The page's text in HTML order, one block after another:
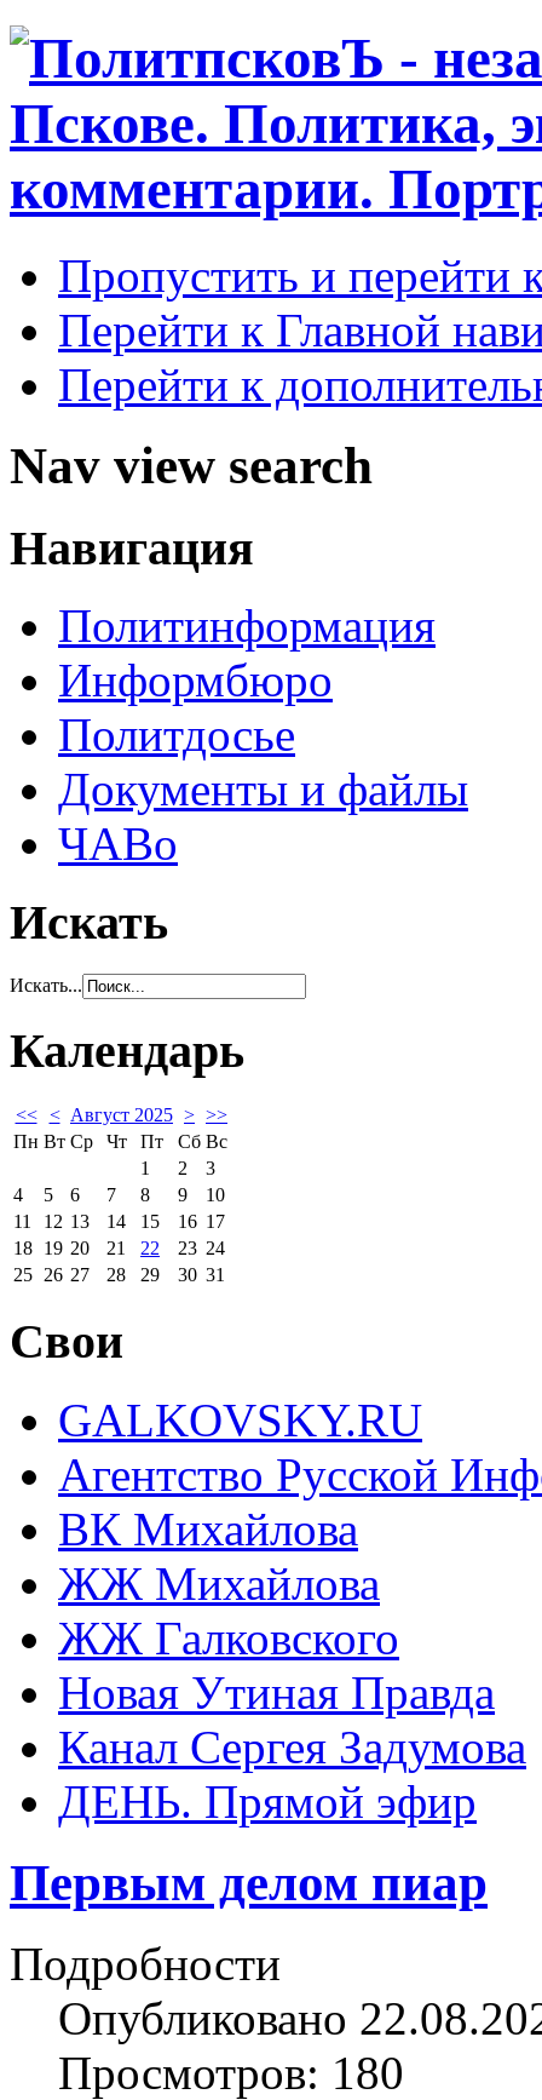
Пропустить и перейти
Перейти к Главной
Перейти к
Nav view search
Навигация
Политинформация
Информбюро
Политдосье
Документы и файлы
ЧАВо
Искать
Искать...
Календарь
<< < Август 2025 > >>
Пн Вт Ср Чт Пт Сб Вс
1
2
3
4
5 6 7 8 9
10
11
12 13 14 15 16 17
18 19 20 21 22 23 24
25 26 27 28 29 30 31
Свои
GALKOVSKY.RU
Агентство Русской
ВК Михайлова
ЖЖ Михайлова
ЖЖ Галковского
Новая Утиная Правда
Канал Сергея Задумова
ДЕНЬ. Прямой эфир
Первым делом пиар
Подробности
Опубликовано
Просмотров: 180